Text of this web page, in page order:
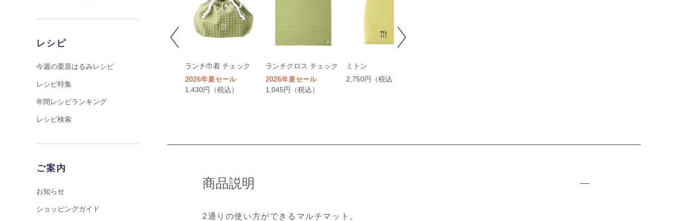
レシピ
今週の栗原はるみレシピ
レシピ特集
年間レシピランキング
レシピ検索
ご案内
お知らせ
ショッピングガイド
Previous
ミトン
2,750円（税込）
ハンドルカバー
ランチ巾着 チェック
2026年夏セール
1,430円（税込）
ランチクロス チェック
2026年夏セール
1,045円（税込）
ミトン
2,750円（税込）
Next
商品説明
2通りの使い方ができるマルチマット。